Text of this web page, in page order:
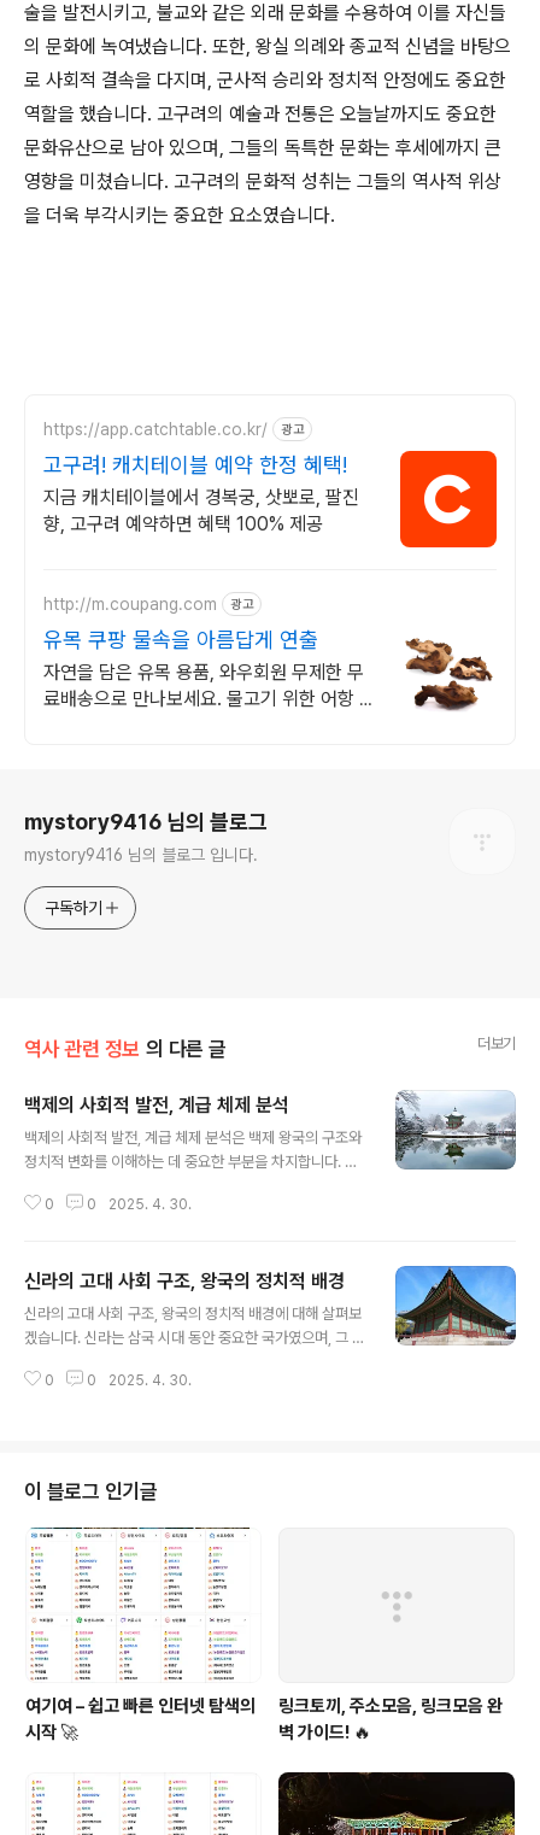
술을 발전시키고, 불교와 같은 외래 문화를 수용하여 이를 자신들
의 문화에 녹여냈습니다. 또한, 왕실 의례와 종교적 신념을 바탕으
로 사회적 결속을 다지며, 군사적 승리와 정치적 안정에도 중요한
역할을 했습니다. 고구려의 예술과 전통은 오늘날까지도 중요한
문화유산으로 남아 있으며, 그들의 독특한 문화는 후세에까지 큰
영향을 미쳤습니다. 고구려의 문화적 성취는 그들의 역사적 위상
을 더욱 부각시키는 중요한 요소였습니다.
https://app.catchtable.co.kr/ 광고
고구려! 캐치테이블 예약 한정 혜택!
지금 캐치테이블에서 경복궁, 삿뽀로, 팔진
향, 고구려 예약하면 혜택 100% 제공
http://m.coupang.com 광고
유목 쿠팡 물속을 아름답게 연출
자연을 담은 유목 용품, 와우회원 무제한 무
료배송으로 만나보세요. 물고기 위한 어항 꾸
mystory9416 님의 블로그
mystory9416 님의 블로그 입니다.
구독하기
역사 관련 정보 의 다른 글 더보기
백제의 사회적 발전, 계급 체제 분석
백제의 사회적 발전, 계급 체제 분석은 백제 왕국의 구조와
정치적 변화를 이해하는 데 중요한 부분을 차지합니다. 백
와 계급 체제는 왕국의 정치적 안정과 발전을 이끄는 중요
라 점차적으로 그 사회 구조와 계급 체제가 복잡하게 변해
갔습니다. 이 글에서는 백제의 사회적 발전과 계급 체제를
분석하고, 그 변화가 백제 왕국의 정치적, 군사적 강화를 어
기 사회 구조백제의 초기 사회 구조는 주로 군사적 필요와
0 0 2025. 4. 30.
신라의 고대 사회 구조, 왕국의 정치적 배경
신라의 고대 사회 구조, 왕국의 정치적 배경에 대해 살펴보
겠습니다. 신라는 삼국 시대 동안 중요한 국가였으며, 그 사
요한 역할을 했습니다. 고대 신라의 사회는 왕권 중심으로
에서는 신라의 사회 구조와 정치적 배경을 깊이 분석하여,
그 발전 과정을 이해하는 데 도움을 주고자 합니다.신라 사
회 구조의 특징신라의 사회 구조는 매우 계층적이었으며,
왕실과 귀족 계층이 주요한 정치적 역할을 맡고 있었습니
다. 신라의 왕권은 신성시되었으며, 왕은 국가의 최고 통치
자로서 권한을 행사했습니다. 왕..
0 0 2025. 4. 30.
이 블로그 인기글
여기여 – 쉽고 빠른 인터넷 탐색의
시작 🚀
링크토끼, 주소모음, 링크모음 완
벽 가이드! 🔥